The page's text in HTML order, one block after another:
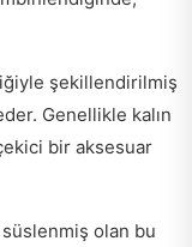
şekillendirilmiş
Genellikle kalın
bir aksesuar
olan bu